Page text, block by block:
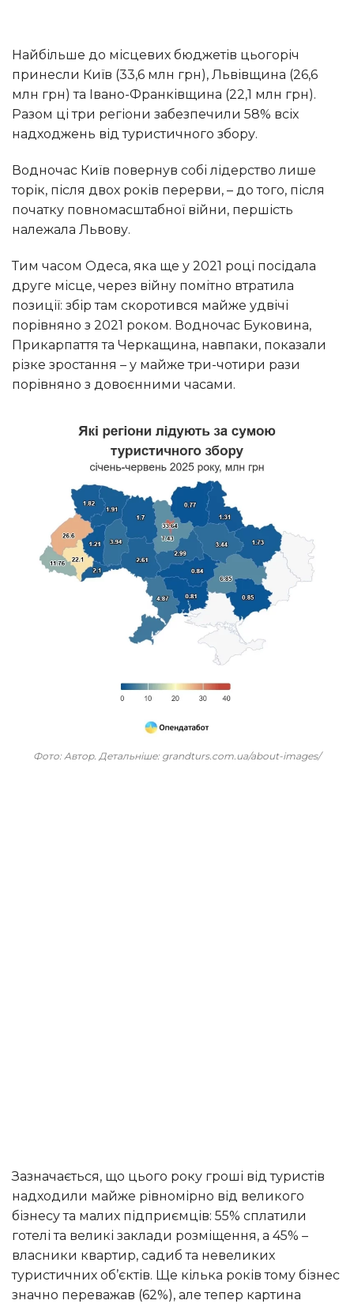
Найбільше до місцевих бюджетів цьогоріч
принесли Київ (33,6 млн грн), Львівщина (26,6
млн грн) та Івано-Франківщина (22,1 млн грн).
Разом ці три регіони забезпечили 58% всіх
надходжень від туристичного збору.
Водночас Київ повернув собі лідерство лише
торік, після двох років перерви, – до того, після
початку повномасштабної війни, першість
належала Львову.
Тим часом Одеса, яка ще у 2021 році посідала
друге місце, через війну помітно втратила
позиції: збір там скоротився майже удвічі
порівняно з 2021 роком. Водночас Буковина,
Прикарпаття та Черкащина, навпаки, показали
різке зростання – у майже три-чотири рази
порівняно з довоєнними часами.
Фото: Автор. Детальніше: grandturs.com.ua/about-images/
Зазначається, що цього року гроші від туристів
надходили майже рівномірно від великого
бізнесу та малих підприємців: 55% сплатили
готелі та великі заклади розміщення, а 45% –
власники квартир, садиб та невеликих
туристичних об’єктів. Ще кілька років тому бізнес
значно переважав (62%), але тепер картина